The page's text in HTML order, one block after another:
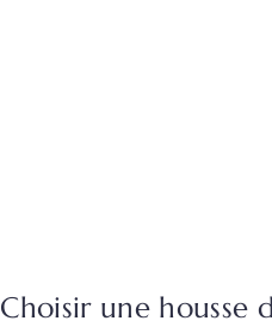
Choisir une housse